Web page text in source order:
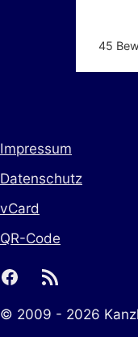
45
© 2009 - 2026
Impressum
Datenschutz
vCard
QR-Code
facebook